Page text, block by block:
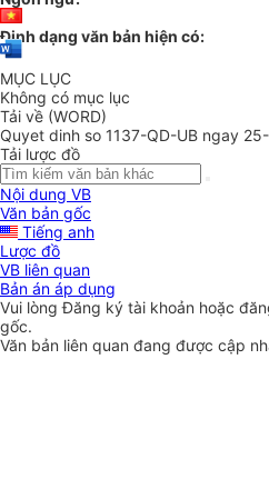
Định dạng văn bản hiện có:
MỤC LỤC
Không có mục lục
Tải về (WORD)
Quyet dinh so 1137-QD-UB ngay
Tải lược đồ
Nội dung VB
Văn bản gốc
Tiếng anh
Lược đồ
VB liên quan
Bản án áp dụng
Vui lòngĐăng ký tài khoản hoặc
gốc.
Văn bản liên quan đang được cập